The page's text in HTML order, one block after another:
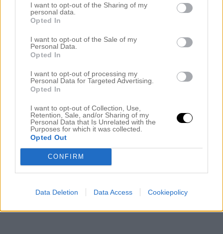
I want to opt-out of the Sharing of my
personal data.
Opted In
I want to opt-out of the Sale of my
Personal Data.
Opted In
I want to opt-out of processing my
Personal Data for Targeted Advertising.
Opted In
I want to opt-out of Collection, Use,
Retention, Sale, and/or Sharing of my
Personal Data that Is Unrelated with the
Purposes for which it was collected.
Opted Out
CONFIRM
Data Deletion Data Access Cookiepolicy